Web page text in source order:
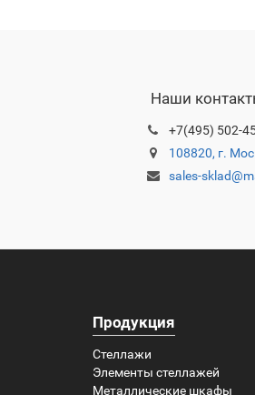
Наши
+7(495) 502-
108820, г.
sales-
Продукция
Стеллажи
Элементы стеллажей
Металлические шкафы